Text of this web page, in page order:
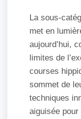
La sous-
met en
aujourd’hui,
limites de
courses
sommet de
techniques
aiguisée